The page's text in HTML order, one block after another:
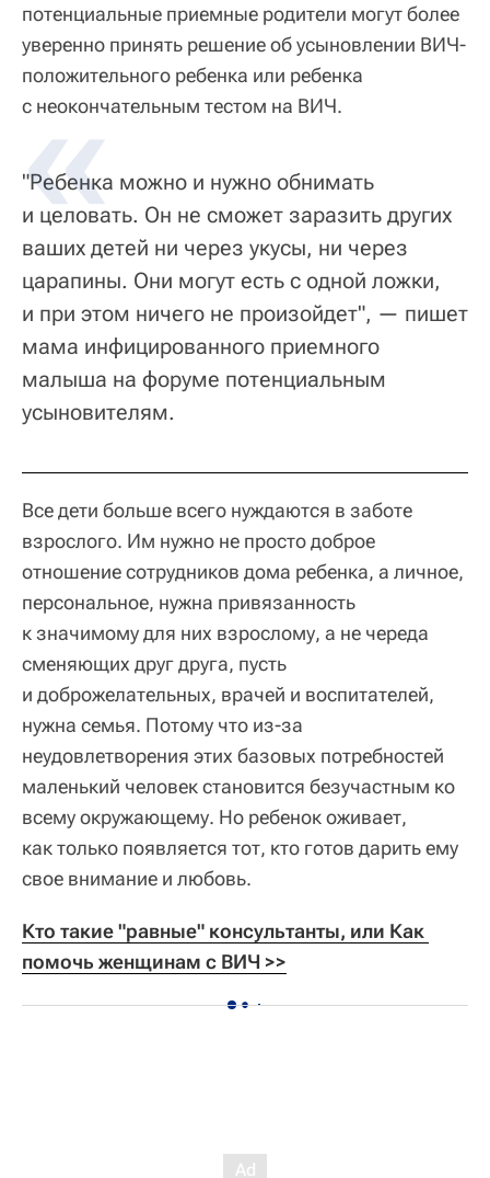
потенциальные приемные родители могут более
уверенно принять решение об усыновлении ВИЧ-
положительного ребенка или ребенка
с неокончательным тестом на ВИЧ.
"Ребенка можно и нужно обнимать
и целовать. Он не сможет заразить других
ваших детей ни через укусы, ни через
царапины. Они могут есть с одной ложки,
и при этом ничего не произойдет", — пишет
мама инфицированного приемного
малыша на форуме потенциальным
усыновителям.
Все дети больше всего нуждаются в заботе
взрослого. Им нужно не просто доброе
отношение сотрудников дома ребенка, а личное,
персональное, нужна привязанность
к значимому для них взрослому, а не череда
сменяющих друг друга, пусть
и доброжелательных, врачей и воспитателей,
нужна семья. Потому что из-за
неудовлетворения этих базовых потребностей
маленький человек становится безучастным ко
всему окружающему. Но ребенок оживает,
как только появляется тот, кто готов дарить ему
свое внимание и любовь.
Кто такие "равные" консультанты, или Как
помочь женщинам с ВИЧ >>